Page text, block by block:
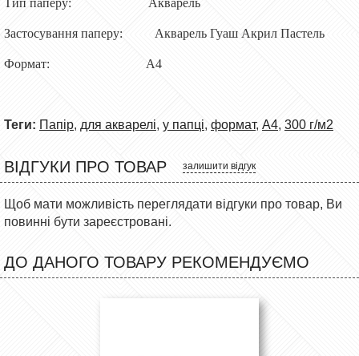
Тип паперу: Акварель
Застосування паперу: Акварель Гуаш Акрил Пастель
Формат: А4
Теги: Папір, для акварелі, у папці, формат, A4, 300 г/м2
ВІДГУКИ ПРО ТОВАР залишити відгук
Щоб мати можливість переглядати відгуки про товар, Ви
повинні бути зареєстровані.
ДО ДАНОГО ТОВАРУ РЕКОМЕНДУЄМО